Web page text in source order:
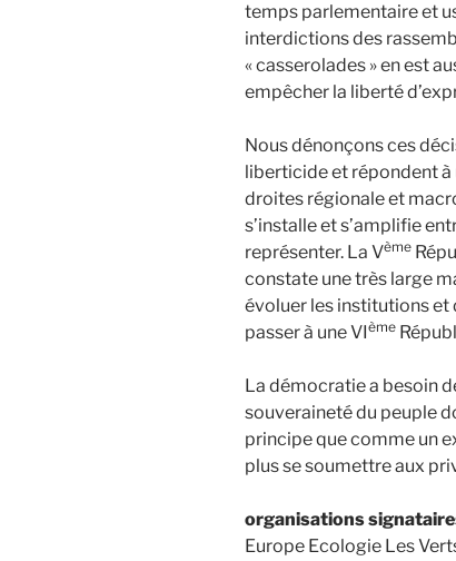
temps parlementaire et
interdictions des
« casserolades » en est
empêcher la liberté
Nous dénonçons ces
liberticide et répondent à
droites régionale et
s’installe et s’amplifie
représenter. La Vème
constate une très large
évoluer les institutions et
passer à une VIème
La démocratie a besoin
souveraineté du peuple
principe que comme un
plus se soumettre aux
organisations
Europe Ecologie Les